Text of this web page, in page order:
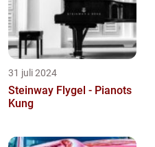
31 juli 2024
Steinway Flygel - Pianots
Kung